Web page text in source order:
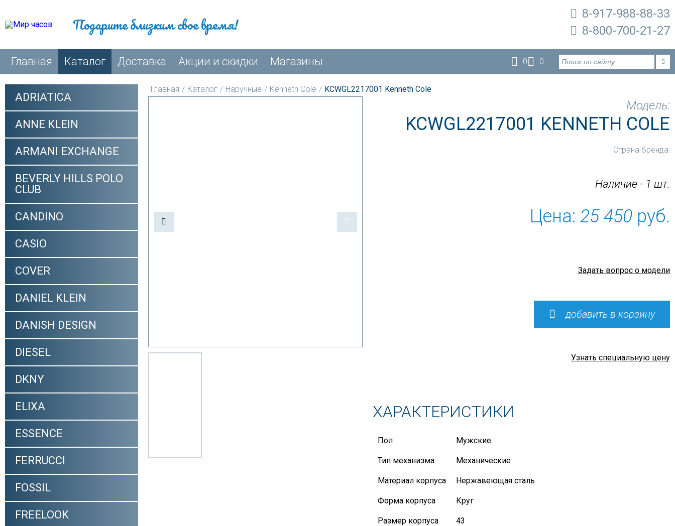
Подарите близким свое время!
8-917-988-88-33
8-800-700-21-27
Главная Каталог Доставка Акции и скидки Магазины 0 0
ADRIATICA
ANNE KLEIN
ARMANI EXCHANGE
BEVERLY HILLS POLO
CLUB
CANDINO
CASIO
COVER
DANIEL KLEIN
DANISH DESIGN
DIESEL
DKNY
ELIXA
ESSENCE
FERRUCCI
FOSSIL
FREELOOK
Главная / Каталог / Наручные / Kenneth Cole / KCWGL2217001 Kenneth Cole
Модель:
KCWGL2217001 KENNETH COLE
Страна бренда:
Наличие - 1 шт.
Цена: 25 450руб.
Задать вопрос о модели
добавить в корзину
Узнать специальную цену
ХАРАКТЕРИСТИКИ
Пол Мужские
Тип механизма Механические
Материал корпуса Нержавеющая сталь
Форма корпуса Круг
Размер корпуса 43